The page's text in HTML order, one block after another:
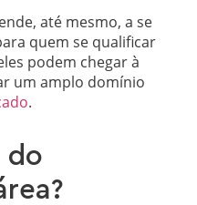
até mesmo, a se
quem se qualificar
podem chegar à
um amplo domínio
.
do